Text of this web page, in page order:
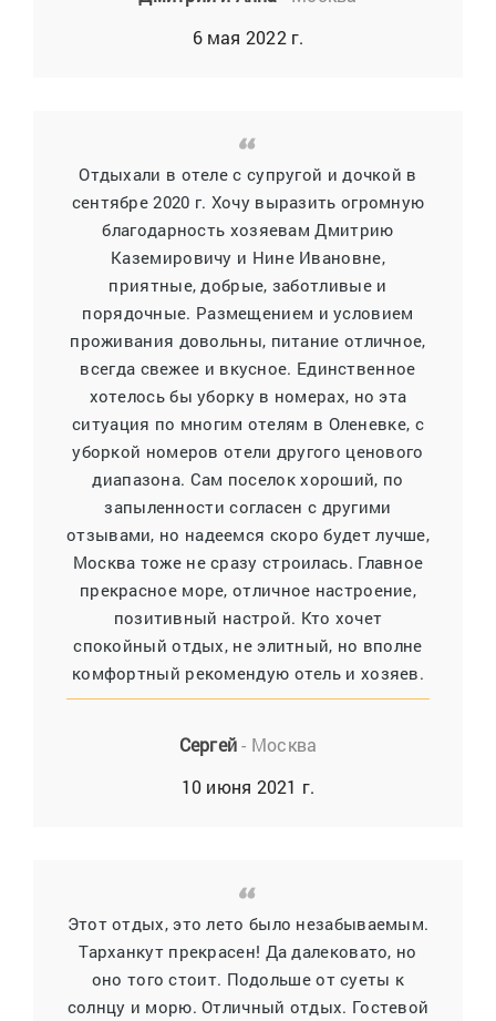
6 мая 2022 г.
Отдыхали в отеле с супругой и дочкой в
сентябре 2020 г. Хочу выразить огромную
благодарность хозяевам Дмитрию
Каземировичу и Нине Ивановне,
приятные, добрые, заботливые и
порядочные. Размещением и условием
проживания довольны, питание отличное,
всегда свежее и вкусное. Единственное
хотелось бы уборку в номерах, но эта
ситуация по многим отелям в Оленевке, с
уборкой номеров отели другого ценового
диапазона. Сам поселок хороший, по
запыленности согласен с другими
отзывами, но надеемся скоро будет лучше,
Москва тоже не сразу строилась. Главное
прекрасное море, отличное настроение,
позитивный настрой. Кто хочет
спокойный отдых, не элитный, но вполне
комфортный рекомендую отель и хозяев.
Сергей- Москва
10 июня 2021 г.
Этот отдых, это лето было незабываемым.
Тарханкут прекрасен! Да далековато, но
оно того стоит. Подольше от суеты к
солнцу и морю. Отличный отдых. Гостевой